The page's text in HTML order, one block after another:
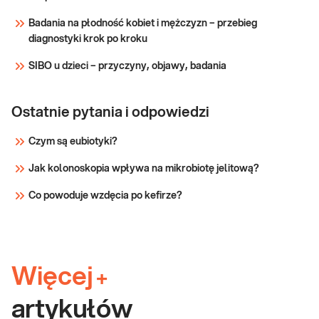
żywieniowy)organizmu. Dzięki badaniom można wykryć, a
następnie uwzględn
Sprawdź
Badania na płodność kobiet i mężczyzn – przebieg
diagnostyki krok po kroku
SIBO u dzieci – przyczyny, objawy, badania
Ostatnie pytania i odpowiedzi
Czym są eubiotyki?
Jak kolonoskopia wpływa na mikrobiotę jelitową?
Co powoduje wzdęcia po kefirze?
Więcej +
artykułów